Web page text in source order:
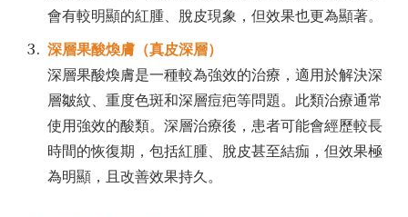
會有較明顯的紅腫、脫皮現象，但效果也更為顯著。
深層果酸煥膚（真皮深層）
深層果酸煥膚是一種較為強效的治療，適用於解決深
層皺紋、重度色斑和深層痘疤等問題。此類治療通常
使用強效的酸類。深層治療後，患者可能會經歷較長
時間的恢復期，包括紅腫、脫皮甚至結痂，但效果極
為明顯，且改善效果持久。